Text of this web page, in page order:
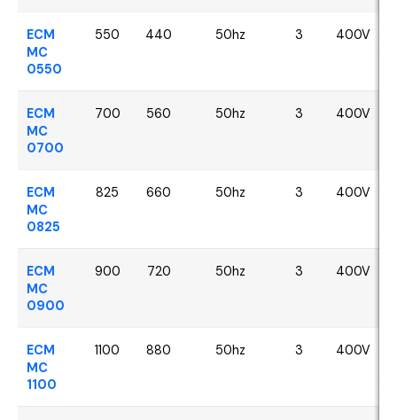
ECM
MC
0550
550 440 50hz 3 400V
ECM
MC
0700
700 560 50hz 3 400V
ECM
MC
0825
825 660 50hz 3 400V
ECM
MC
0900
900 720 50hz 3 400V
ECM
MC
1100
1100 880 50hz 3 400V